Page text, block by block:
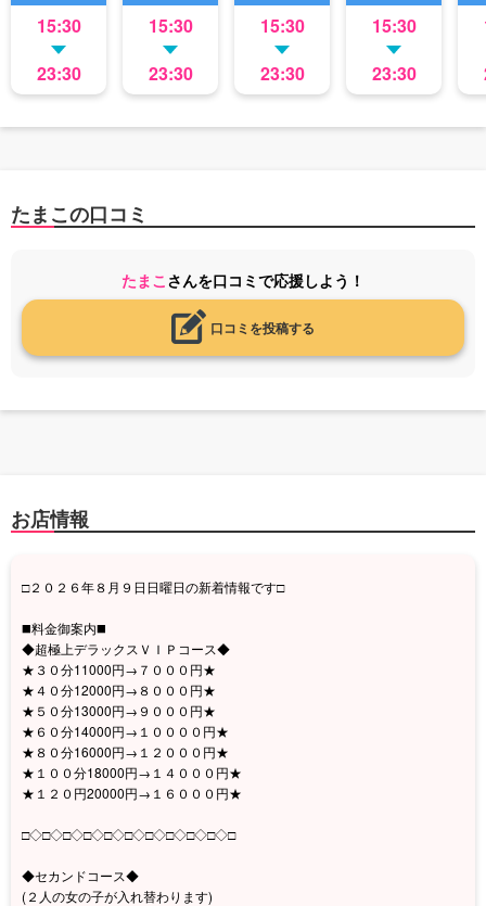
15:30
23:30
15:30
23:30
15:30
23:30
15:30
23:30
たまこの口コミ
たまこさんを口コミで応援しよう！
口コミを投稿する
お店情報
□２０２６年８月９日日曜日の新着情報です□
◼️料金御案内◼️
◆超極上デラックスＶＩＰコース◆
★３０分11000円→７０００円★
★４０分12000円→８０００円★
★５０分13000円→９０００円★
★６０分14000円→１００００円★
★８０分16000円→１２０００円★
★１００分18000円→１４０００円★
★１２０円20000円→１６０００円★
□◇□◇□◇□◇□◇□◇□◇□◇□◇□◇□
◆セカンドコース◆
(２人の女の子が入れ替わります)